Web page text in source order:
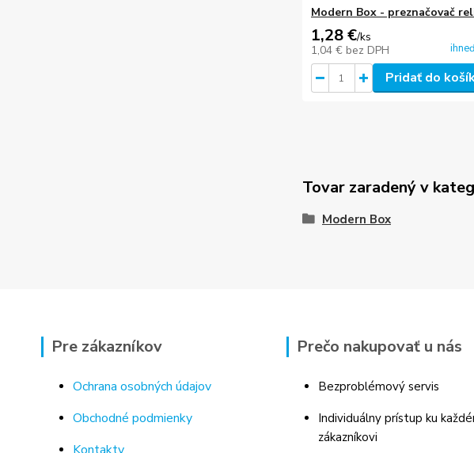
Modern Box - preznačovač
1,28 €/ks
1,04 € bez DPH
Pridať do
Tovar zaradený v
Modern Box
Pre zákazníkov
Ochrana osobných údajov
Obchodné podmienky
Prečo nakupovať u nás
Bezproblémový servis
Individuálny prístup ku
zákazníkovi